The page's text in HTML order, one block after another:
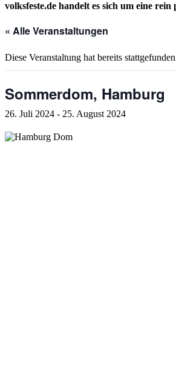
volksfeste.de handelt es sich um eine rein
« Alle Veranstaltungen
Diese Veranstaltung hat bereits
Sommerdom, Hamburg
26. Juli 2024 - 25. August 2024